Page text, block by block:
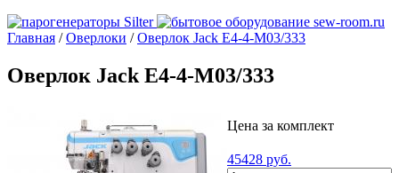
Главная /Оверлоки /Оверлок Jack E4-4-M03/333
Оверлок Jack E4-4-M03/333
Цена за комплект
45428 руб.